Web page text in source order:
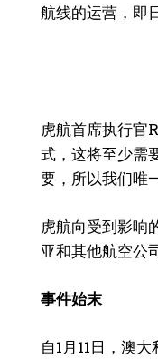
航线的运营，即
虎航首席执行官
式，这将至少需
要，所以我们唯
虎航向受到影响
亚和其他航空公
事件始末
自1月11日，澳